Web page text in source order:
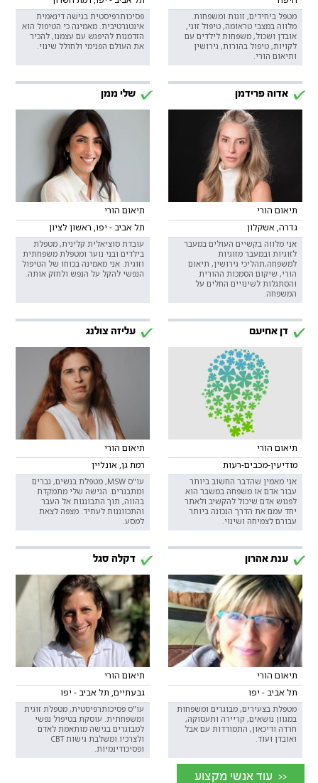
מטפל ביחידים, זוגות ומשפחות.
מלווה במצבי טראומה, טיפול זוגי,
אובדן ושכול, משפחות לילדים עם
לקויות, טיפול בהורות, גירושין
ותיאום הורי.
פסיכותרפיסטית בגישה דינאמית
אינטגרטיבית. מאמינה כי הטיפול הוא
הזדמנות להיפגש עם עצמנו, להכיר
את העולם הפנימי ולחולל שינוי.
אדוה פרידמן
תיאום הורי
גדרה, אשקלון
אני מלווה בקשיים העולים במעבר
לזוגיות ובמעבר מזוגיות
למשפחה,תהליכי גירושין, תיאום
הורי, שיקום הסמכות ההורית
והסתגלות לשינויים החלים על
המשפחה.
שלי ממן
תיאום הורי
תל אביב - יפו, ראשון לציון
עובדת סוציאלית קלינית, מטפלת
בילדים ובני נוער ומטפלת משפחתית
וזוגית. אני מאמינה בכוחו של הטיפול
הנפשי להקל על הנפש ולחזק אותה.
דן אחיעם
תיאום הורי
מודיעין-מכבים-רעות
אני מאמין שהדבר החשוב ביותר
עבור אדם או משפחה במשבר הוא
לפגוש אדם שיכול להקשיב ולאתר
יחד עמם את הדרך הנכונה ביותר
עבורם לצמיחה ושינוי.
עליזה צולנג
תיאום הורי
רמת גן, אונליין
עו"ס MSW, מטפלת בנשים, גברים
ומתבגרים. הגישה שלי מתמקדת
בהווה, תוך התבוננות אל העבר
והתכווננות לעתיד. מצפה לצאת
למסע.
ענת אהרון
תיאום הורי
תל אביב - יפו
מטפלת בצעירים, מבוגרים ומשפחות
במגוון נושאים, קריירה ותעסוקה,
חרדה ודיכאון, התמודדות עם אבל
ואובדן ועוד.
דקלה סגל
תיאום הורי
גבעתיים, תל אביב - יפו
עו"ס פסיכותרפיסטית, מטפלת זוגית
ומשפחתית. עוסקת בטיפול נפשי
למבוגרים בגישה מותאמת לאדם
ולצרכיו ומשלבת גישות CBT
ופסיכודינמיות.
<< עוד אנשי מקצוע